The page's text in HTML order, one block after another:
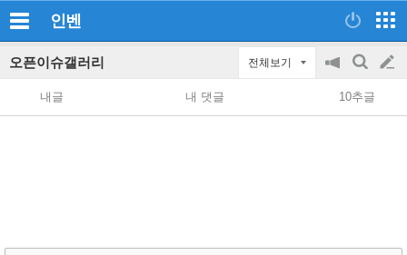
인벤
오픈이슈갤러리 전체보기
공
지
on/off
검
색
글
쓰
내글 내 댓글 10추글